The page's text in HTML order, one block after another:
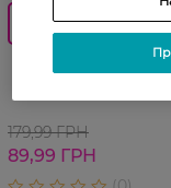
0_Спец.ціна
Тушь для ресниц
179,99 ГРН
89,99 ГРН